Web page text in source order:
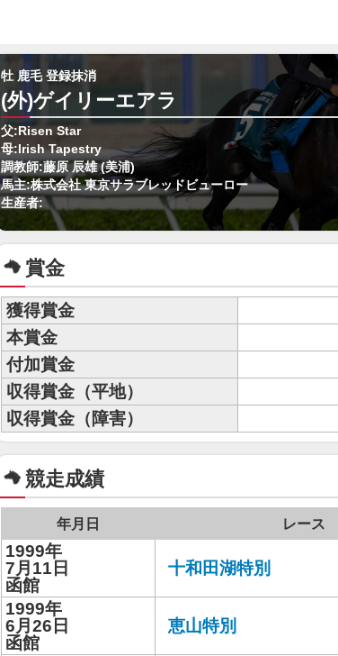
牡 鹿毛 登録抹消
(外)ゲイリーエアラ
父:Risen Star
母:Irish Tapestry
調教師:藤原 辰雄 (美浦)
馬主:株式会社 東京サラブレッドビューロー
生産者:
賞金
獲得賞金
本賞金
付加賞金
収得賞金（平地）
収得賞金（障害）
競走成績
年月日 レース
1999年
7月11日
函館
十和田湖特別
1999年
6月26日
函館
恵山特別